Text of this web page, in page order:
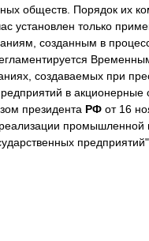
обществ. Порядок их
установлен только
созданным в
создаваемых при
в акционерные
президента РФ от 16
промышленной
предприятий".